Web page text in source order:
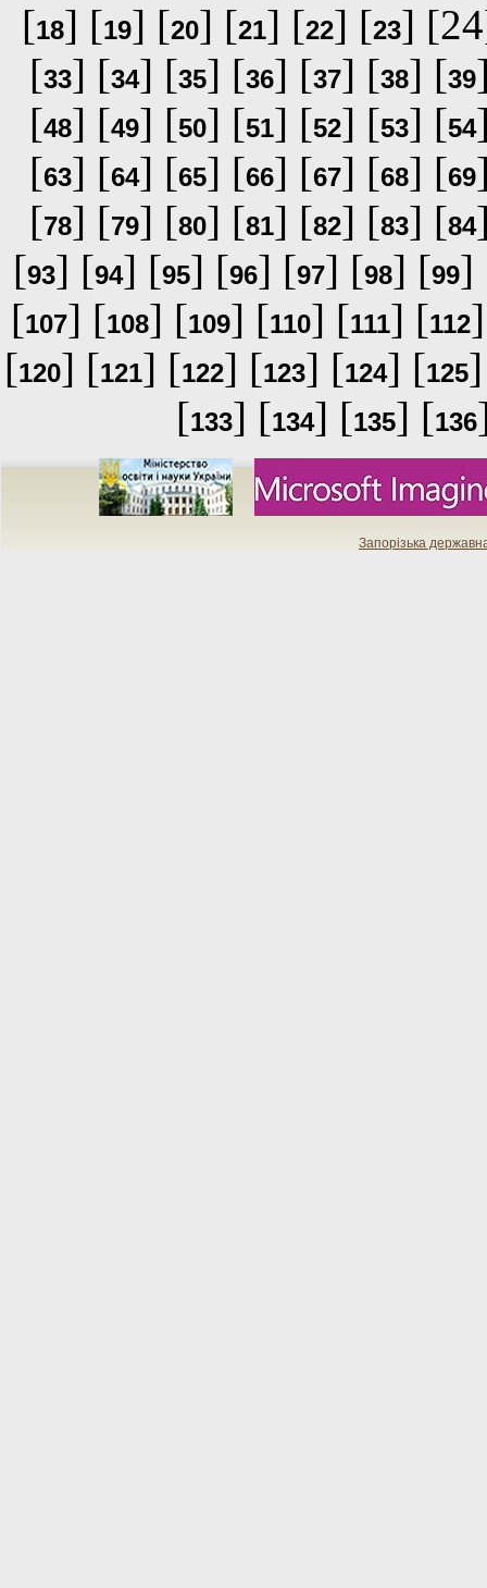
[18] [19] [20] [21] [22] [23]
[33] [34] [35] [36] [37] [38] [39
[48] [49] [50] [51] [52] [53] [54
[63] [64] [65] [66] [67] [68] [69
[78] [79] [80] [81] [82] [83] [84
[93] [94] [95] [96] [97] [98] [99]
[107] [108] [109] [110] [111] [112
[120] [121] [122] [123] [124] [125
[133] [134] [135] [136
Запорізька